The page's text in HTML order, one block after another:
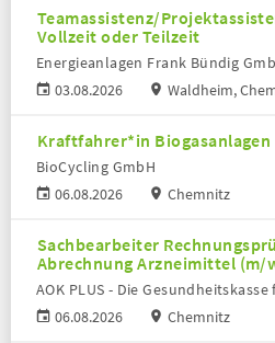
Teamassistenz/
Vollzeit oder Teilzeit
03.08.2026
Energieanlagen Frank Bündig
Waldheim,
Kraftfahrer*in
06.08.2026
BioCycling GmbH
Chemnitz
Sachbearbeiter
Abrechnung Arzneimittel (m/
06.08.2026
Chemnitz